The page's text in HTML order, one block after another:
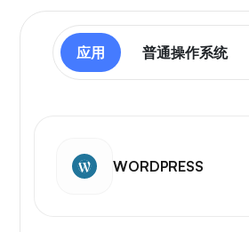
应用 普通操作系统
WORDPRESS